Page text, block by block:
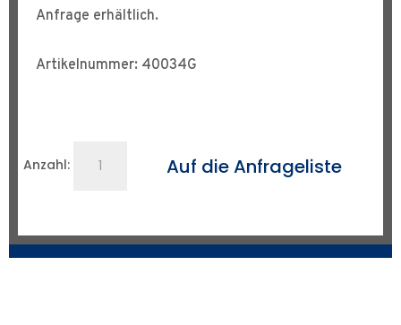
Anfrage erhältlich.
Artikelnummer: 40034G
Anzahl:
Menge
Auf die Anfrageliste